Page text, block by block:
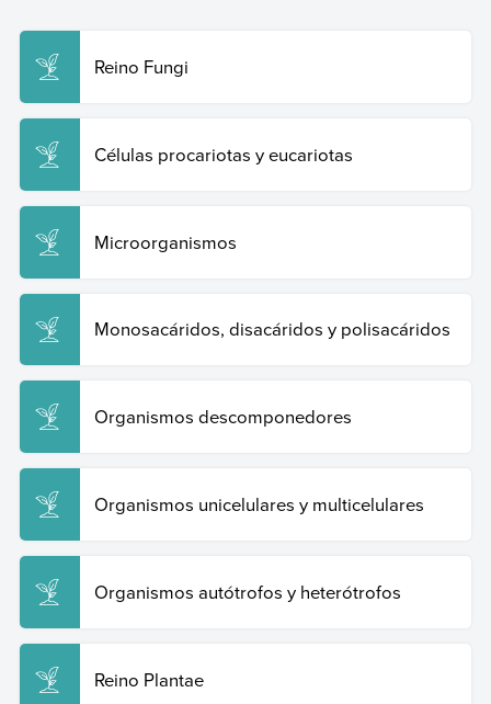
2026 de
hongos/.
Copiar cita
Reino Fungi
Células procariotas y eucariotas
Microorganismos
Monosacáridos, disacáridos y polisacáridos
Organismos descomponedores
Organismos unicelulares y multicelulares
Organismos autótrofos y heterótrofos
Reino Plantae